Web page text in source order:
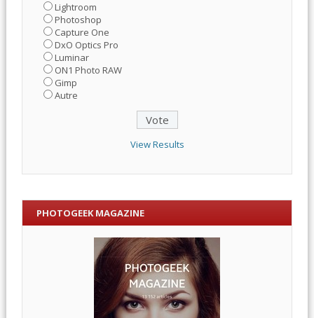
Lightroom
Photoshop
Capture One
DxO Optics Pro
Luminar
ON1 Photo RAW
Gimp
Autre
View Results
PHOTOGEEK MAGAZINE